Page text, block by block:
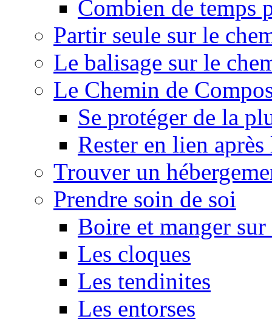
Combien de
Partir seule sur le
Le balisage sur le
Le Chemin de
Se protéger de la
Rester en lien
Trouver un
Prendre soin de soi
Boire et manger
Les cloques
Les tendinites
Les entorses